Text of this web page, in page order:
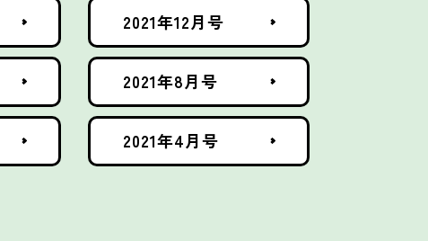
2021年12月号
2021年8月号
2021年4月号